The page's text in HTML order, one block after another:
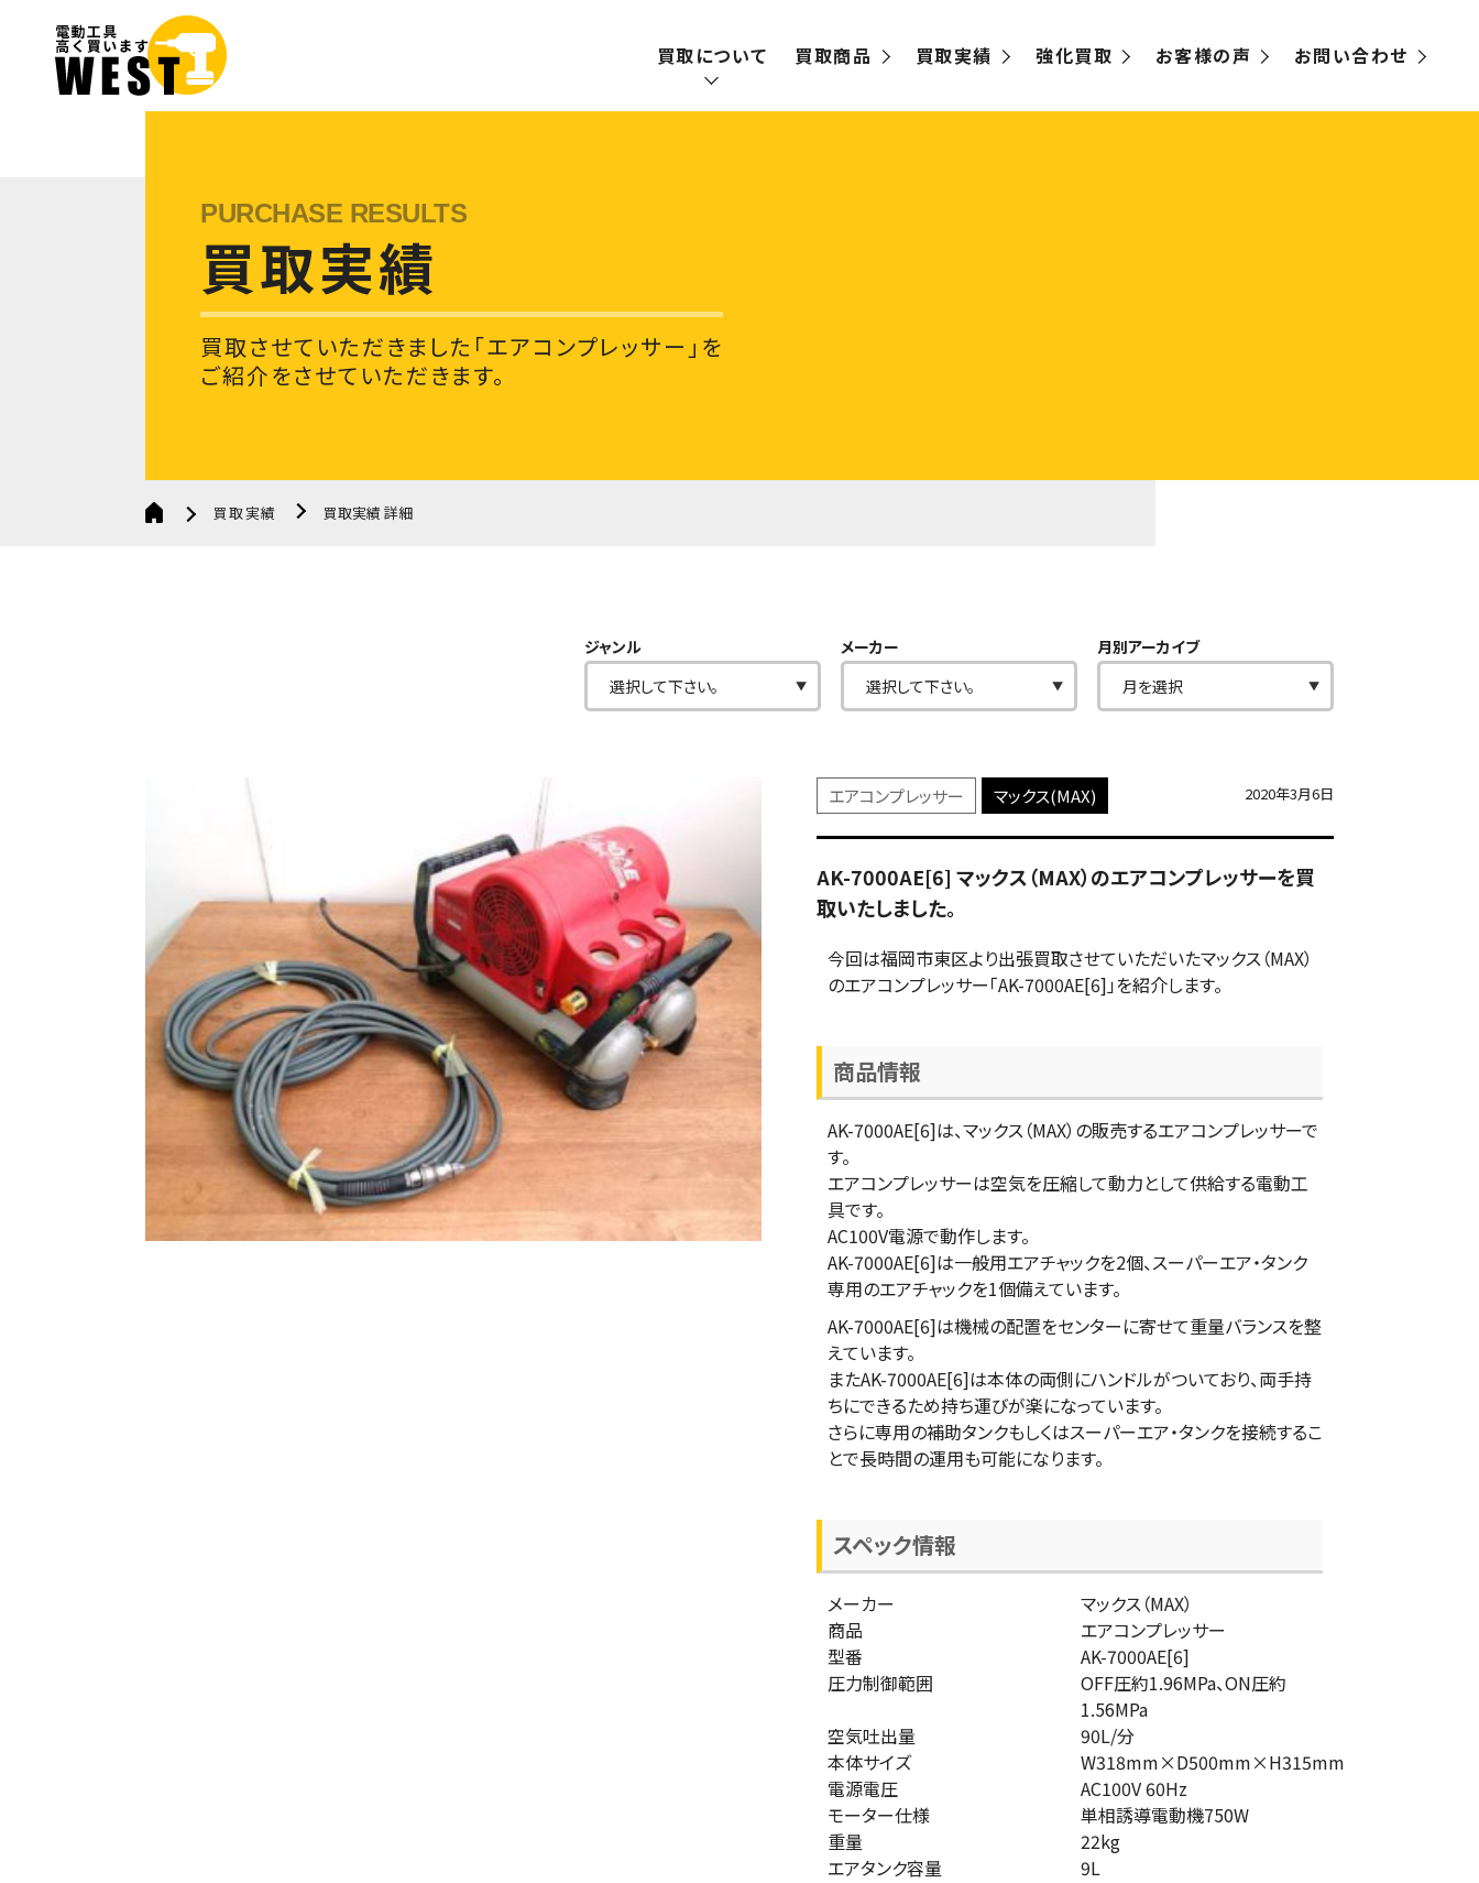
買取について 買取商品 買取実績 強化買取 お客様の声 お問い合わせ
買取実績
買取させていただきました「エアコンプレッサー」を
ご紹介をさせていただきます。
買取実績 買取実績 詳細
ジャンル メーカー 月別アーカイブ
エアコンプレッサー マックス(MAX) 2020年3月6日
AK-7000AE[6] マックス（MAX）のエアコンプレッサーを買
取いたしました。
今回は福岡市東区より出張買取させていただいたマックス（MAX）
のエアコンプレッサー「AK-7000AE[6]」を紹介します。
商品情報
AK-7000AE[6]は、マックス（MAX）の販売するエアコンプレッサーで
す。
エアコンプレッサーは空気を圧縮して動力として供給する電動工
具です。
AC100V電源で動作します。
AK-7000AE[6]は一般用エアチャックを2個、スーパーエア・タンク
専用のエアチャックを1個備えています。
AK-7000AE[6]は機械の配置をセンターに寄せて重量バランスを整
えています。
またAK-7000AE[6]は本体の両側にハンドルがついており、両手持
ちにできるため持ち運びが楽になっています。
さらに専用の補助タンクもしくはスーパーエア・タンクを接続するこ
とで長時間の運用も可能になります。
スペック情報
メーカー
マックス（MAX）
商品
エアコンプレッサー
型番
AK-7000AE[6]
圧力制御範囲
OFF圧約1.96MPa、ON圧約
1.56MPa
空気吐出量
90L/分
本体サイズ
W318mm×D500mm×H315mm
電源電圧
AC100V 60Hz
モーター仕様
単相誘導電動機750W
重量
22kg
エアタンク容量
9L